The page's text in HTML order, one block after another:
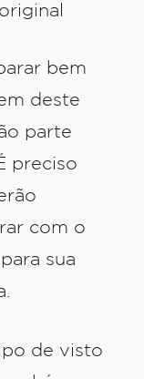
bem
deste
parte
preciso
com o
sua
de visto